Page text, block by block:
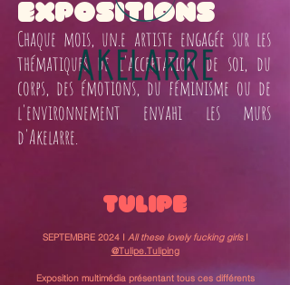
EXPOSITIONS
Chaque mois, un.e artiste engagée sur les
thématiques de l'acceptation de soi, du
corps, des émotions, du féminisme ou de
l'environnement envahi les murs
d'Akelarre.
Tulipe
SEPTEMBRE 2024 I All these lovely fucking girls I
@Tulipe.Tuliping
Exposition multimédia présentant tous ces différents